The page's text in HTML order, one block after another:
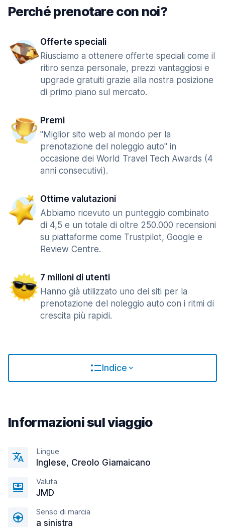
Perché prenotare con noi?
Offerte speciali
Riusciamo a ottenere offerte speciali come il
ritiro senza personale, prezzi vantaggiosi e
upgrade gratuiti grazie alla nostra posizione
di primo piano sul mercato.
Premi
"Miglior sito web al mondo per la
prenotazione del noleggio auto" in
occasione dei World Travel Tech Awards (4
anni consecutivi).
Ottime valutazioni
Abbiamo ricevuto un punteggio combinato
di 4,5 e un totale di oltre 250.000 recensioni
su piattaforme come Trustpilot, Google e
Review Centre.
7 milioni di utenti
Hanno già utilizzato uno dei siti per la
prenotazione del noleggio auto con i ritmi di
crescita più rapidi.
Indice
Informazioni sul viaggio
Lingue
Inglese, Creolo Giamaicano
Valuta
JMD
Senso di marcia
a sinistra